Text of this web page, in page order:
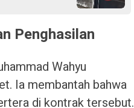
Penghasilan
Wahyu
Ia membantah bahwa
di kontrak tersebut.